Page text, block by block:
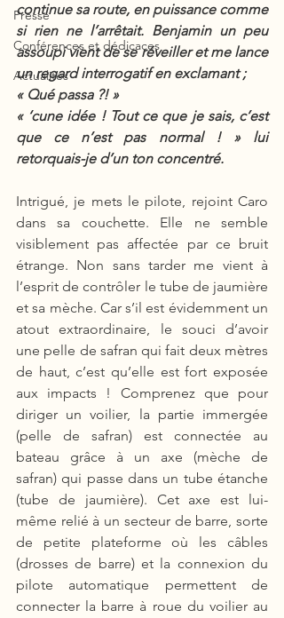
Presse
Conférences et dédicaces
Actualités
continue sa route, en puissance comme
si rien ne l’arrêtait. Benjamin un peu
assoupi vient de se réveiller et me lance
un regard interrogatif en exclamant ;
« Qué passa ?! »
« ‘cune idée ! Tout ce que je sais, c’est
que ce n’est pas normal ! » lui
retorquais-je d’un ton concentré.
Intrigué, je mets le pilote, rejoint Caro
dans sa couchette. Elle ne semble
visiblement pas affectée par ce bruit
étrange. Non sans tarder me vient à
l’esprit de contrôler le tube de jaumière
et sa mèche. Car s’il est évidemment un
atout extraordinaire, le souci d’avoir
une pelle de safran qui fait deux mètres
de haut, c’est qu’elle est fort exposée
aux impacts ! Comprenez que pour
diriger un voilier, la partie immergée
(pelle de safran) est connectée au
bateau grâce à un axe (mèche de
safran) qui passe dans un tube étanche
(tube de jaumière). Cet axe est lui-
même relié à un secteur de barre, sorte
de petite plateforme où les câbles
(drosses de barre) et la connexion du
pilote automatique permettent de
connecter la barre à roue du voilier au